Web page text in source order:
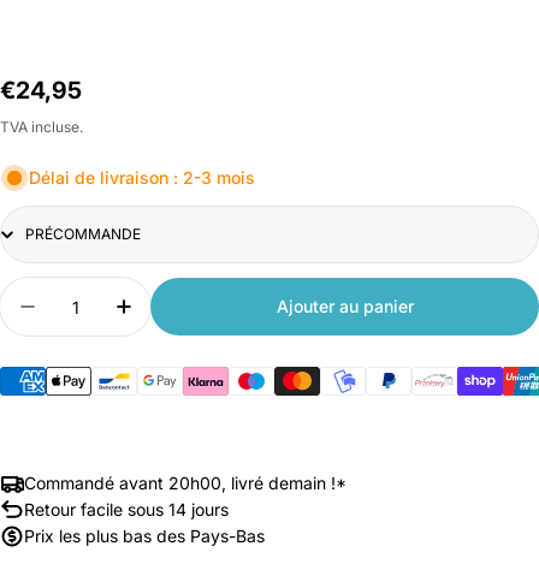
Prix
habituel
€24,95
TVA incluse.
Délai de livraison : 2-3 mois
Title
Quantité
Diminuer la quantité pour Xiaomi Deerma
Augmenter la quantité pour Xiaomi
Ajouter au panier
Commandé avant 20h00, livré demain !*
Retour facile sous 14 jours
Prix les plus bas des Pays-Bas